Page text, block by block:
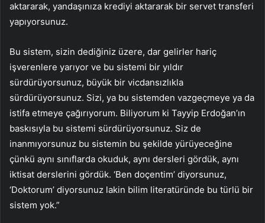
aktararak, yandaşınıza krediyi aktararak bir servet transferi
yapıyorsunuz.
Bu sistem, sizin dediğiniz üzere, dar gelirler hariç
işverenlere yarıyor ve bu sistemi bir yıldır
sürdürüyorsunuz, büyük bir vicdansızlıkla
sürdürüyorsunuz. Sizi, ya bu sistemden vazgeçmeye ya da
istifa etmeye çağırıyorum. Biliyorum ki Tayyip Erdoğan’ın
baskısıyla bu sistemi sürdürüyorsunuz. Siz de
inanmıyorsunuz bu sistemin bu şekilde yürüyeceğine
çünkü aynı sınıflarda okuduk, aynı dersleri gördük, aynı
iktisat derslerini gördük. ‘Ben doçentim’ diyorsunuz,
‘Doktorum’ diyorsunuz lakin bilim literatüründe bu türlü bir
sistem yok.”